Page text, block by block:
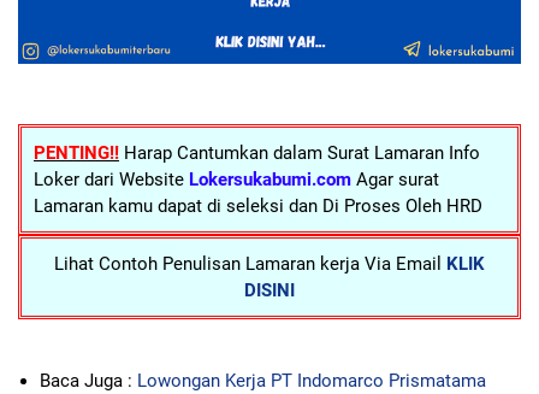
PENTING!! Harap Cantumkan dalam Surat Lamaran Info
Loker dari Website Lokersukabumi.com Agar surat
Lamaran kamu dapat di seleksi dan Di Proses Oleh HRD
Lihat Contoh Penulisan Lamaran kerja Via Email KLIK
DISINI
Baca Juga : Lowongan Kerja PT Indomarco Prismatama